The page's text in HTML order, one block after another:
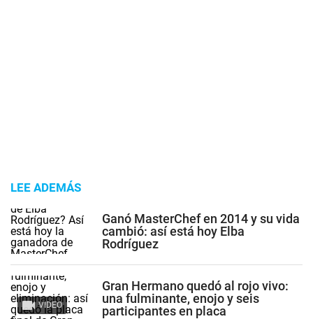
LEE ADEMÁS
Ganó MasterChef en 2014 y su vida
cambió: así está hoy Elba
Rodríguez
VIDEO
Gran Hermano quedó al rojo vivo:
una fulminante, enojo y seis
participantes en placa